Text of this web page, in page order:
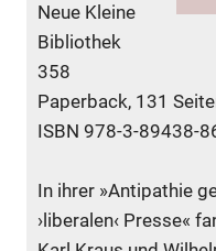
Neue Kleine
Bibliothek
358
Paperback, 131
ISBN 978-3-89438-
In ihrer »Antipathie
›liberalen‹ Presse«